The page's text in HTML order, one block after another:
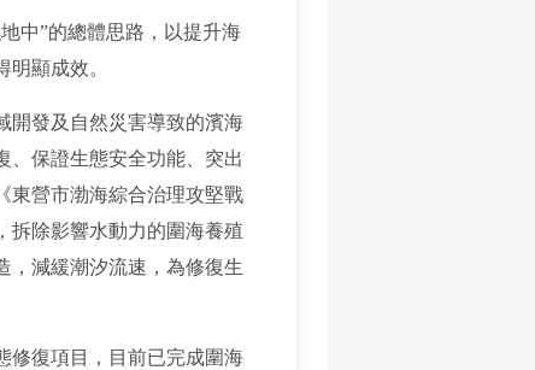
中”的總體思路，以提升海
顯成效。
開發及自然災害導致的濱海
、保證生態安全功能、突出
東營市渤海綜合治理攻堅戰
拆除影響水動力的圍海養殖
，減緩潮汐流速，為修復生
修復項目，目前已完成圍海